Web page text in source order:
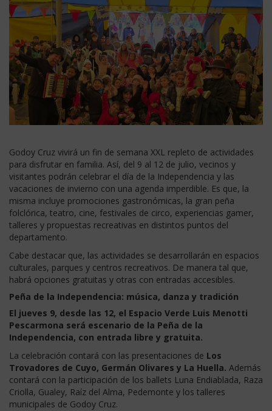
Godoy Cruz vivirá un fin de semana XXL repleto de actividades
para disfrutar en familia. Así, del 9 al 12 de julio, vecinos y
visitantes podrán celebrar el día de la Independencia y las
vacaciones de invierno con una agenda imperdible. Es que, la
misma incluye promociones gastronómicas, la gran peña
folclórica, teatro, cine, festivales de circo, experiencias gamer,
talleres y propuestas recreativas en distintos puntos del
departamento.
Cabe destacar que, las actividades se desarrollarán en espacios
culturales, parques y centros recreativos. De manera tal que,
habrá opciones gratuitas y otras con entradas accesibles.
Peña de la Independencia: música, danza y tradición
El jueves 9, desde las 12, el Espacio Verde Luis Menotti
Pescarmona será escenario de la Peña de la
Independencia, con entrada libre y gratuita.
La celebración contará con las presentaciones de Los
Trovadores de Cuyo, Germán Olivares y La Huella. Además
contará con la participación de los ballets Luna Endiablada, Raza
Criolla, Gualey, Raíz del Alma, Pedemonte y los talleres
municipales de Godoy Cruz.